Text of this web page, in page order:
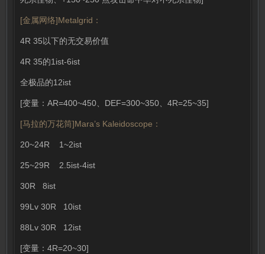
[金属网络]Metalgrid：
4R 35以下的无交易价值
4R 35的1ist-6ist
全极品的12ist
[变量：AR=400~450、DEF=300~350、4R=25~35]
[马拉的万花筒]Mara’s Kaleidoscope：
20~24R 1~2ist
25~29R 2.5ist-4ist
30R 8ist
99Lv 30R 10ist
88Lv 30R 12ist
[变量：4R=20~30]